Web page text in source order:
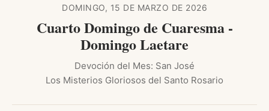
DOMINGO, 15 DE MARZO DE 2026
Cuarto Domingo de Cuaresma -
Domingo Laetare
Devoción del Mes: San José
Los Misterios Gloriosos del Santo Rosario